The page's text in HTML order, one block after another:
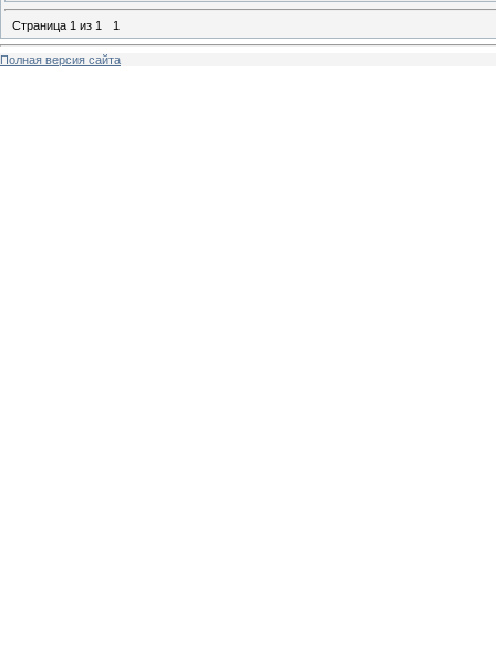
Страница 1 из 1 1
Полная версия сайта